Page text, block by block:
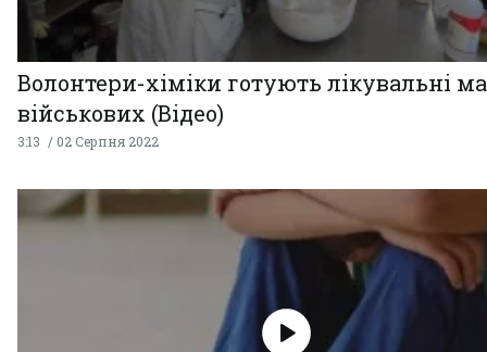
Волонтери-хіміки готують лікувальні
військових (Відео)
3:13 02 Серпня 2022